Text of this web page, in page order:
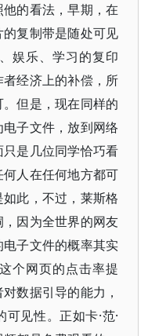
的看法，早期，在
复制带是随处可见
娱乐、学习的复印
经济上的补偿，所
但是，现在同样的
子文件，放到网络
是几位同学恰巧看
人在任何地方都可
此，不过，莱斯格
因为全世界的网友
子文件的概率其实
个网页的点击率提
数据引导的能力，
见性。正如卡·范·